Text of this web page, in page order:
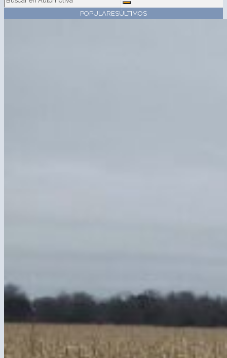
POPULARESÚLTIMOS